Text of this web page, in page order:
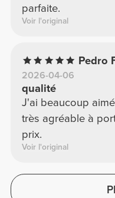
parfaite.
Voir l'original
Pedro
2026-04-06
qualité
J'ai beaucoup
très agréable à
prix.
Voir l'original